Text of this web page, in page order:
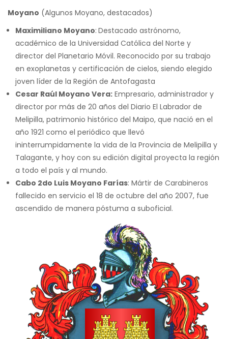
Moyano (Algunos Moyano, destacados)
Maximiliano Moyano: Destacado astrónomo,
académico de la Universidad Católica del Norte y
director del Planetario Móvil. Reconocido por su trabajo
en exoplanetas y certificación de cielos, siendo elegido
joven líder de la Región de Antofagasta
Cesar Raúl Moyano Vera: Empresario, administrador y
director por más de 20 años del Diario El Labrador de
Melipilla, patrimonio histórico del Maipo, que nació en el
año 1921 como el periódico que llevó
ininterrumpidamente la vida de la Provincia de Melipilla y
Talagante, y hoy con su edición digital proyecta la región
a todo el país y al mundo.
Cabo 2do Luis Moyano Farías: Mártir de Carabineros
fallecido en servicio el 18 de octubre del año 2007, fue
ascendido de manera póstuma a suboficial.